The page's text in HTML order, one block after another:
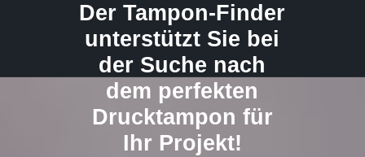
Der Tampon-Finder
unterstützt Sie bei
der Suche nach
dem perfekten
Drucktampon für
Ihr Projekt!